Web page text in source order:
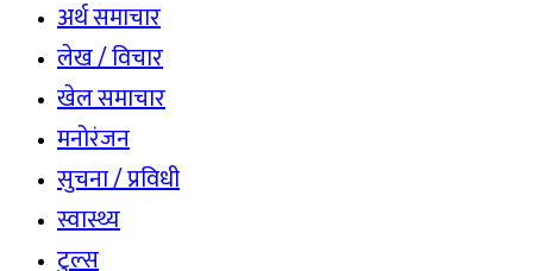
अर्थ समाचार
लेख / विचार
खेल समाचार
मनोरंजन
सुचना / प्रविधी
स्वास्थ्य
टुल्स